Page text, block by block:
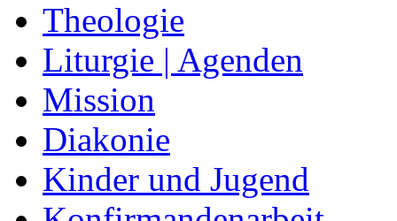
Theologie
Liturgie | Agenden
Mission
Diakonie
Kinder und Jugend